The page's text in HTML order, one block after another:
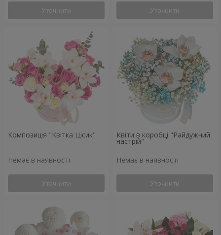
Уточнити Уточнити
Композиція "Квітка Цісик"
Немає в наявності
Уточнити
Квіти в коробці "Райдужний
настрій"
Немає в наявності
Уточнити